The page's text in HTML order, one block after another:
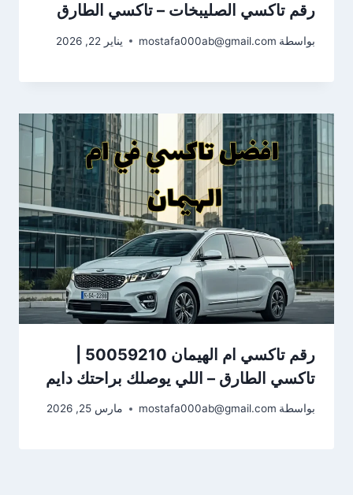
رقم تاكسي الصليبخات – تاكسي الطارق
بواسطة mostafa000ab@gmail.com يناير 22, 2026
تاكسي الطارق – اللي يوصلك براحتك دايم
بواسطة mostafa000ab@gmail.com مارس 25, 2026